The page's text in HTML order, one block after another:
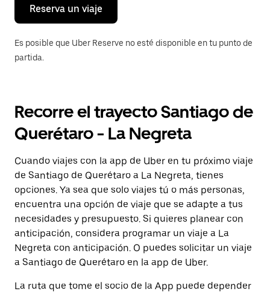
Reserva un viaje
Es posible que Uber Reserve no esté disponible en tu punto de
partida.
Recorre el trayecto Santiago de
Querétaro - La Negreta
Cuando viajes con la app de Uber en tu próximo viaje
de Santiago de Querétaro a La Negreta, tienes
opciones. Ya sea que solo viajes tú o más personas,
encuentra una opción de viaje que se adapte a tus
necesidades y presupuesto. Si quieres planear con
anticipación, considera programar un viaje a La
Negreta con anticipación. O puedes solicitar un viaje
a Santiago de Querétaro en la app de Uber.
La ruta que tome el socio de la App puede depender